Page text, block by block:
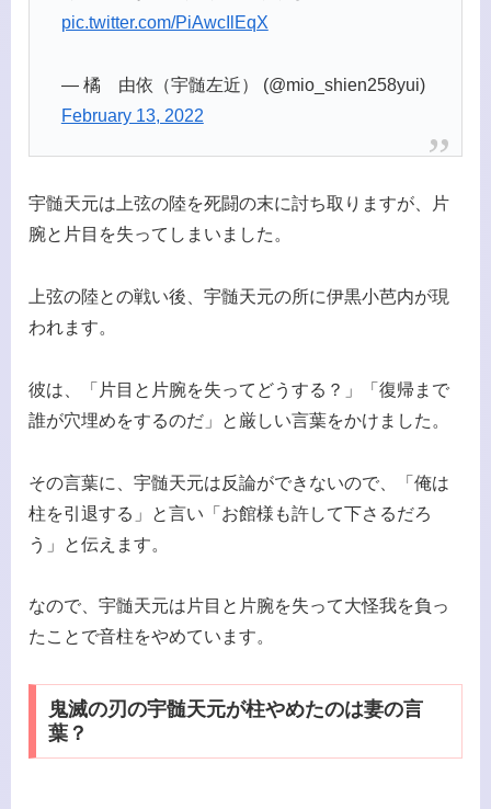
pic.twitter.com/PiAwcIlEqX
— 橘 由依（宇髄左近） (@mio_shien258yui)
February 13, 2022
宇髄天元は上弦の陸を死闘の末に討ち取りますが、片
腕と片目を失ってしまいました。
上弦の陸との戦い後、宇髄天元の所に伊黒小芭内が現
われます。
彼は、「片目と片腕を失ってどうする？」「復帰まで
誰が穴埋めをするのだ」と厳しい言葉をかけました。
その言葉に、宇髄天元は反論ができないので、「俺は
柱を引退する」と言い「お館様も許して下さるだろ
う」と伝えます。
なので、宇髄天元は片目と片腕を失って大怪我を負っ
たことで音柱をやめています。
鬼滅の刃の宇髄天元が柱やめたのは妻の言
葉？